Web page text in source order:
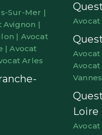
Sur-Mer |
Avignon |
| Avocat
|Avocat
Arles
Avocat
Loire
Avocat